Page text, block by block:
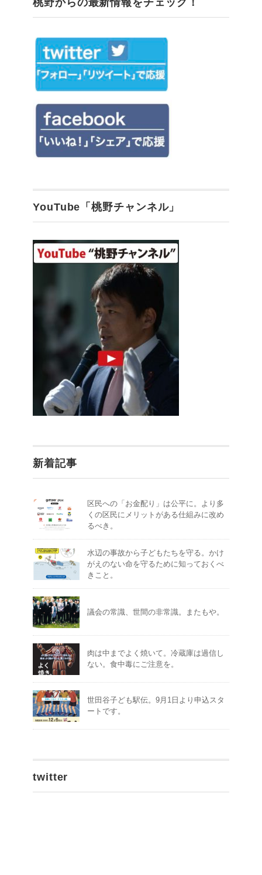
桃野からの最新情報をチェック！
YouTube「桃野チャンネル」
新着記事
区民への「お金配り」は公平に。より多
くの区民にメリットがある仕組みに改め
るべき。
水辺の事故から子どもたちを守る。かけ
がえのない命を守るために知っておくべ
きこと。
議会の常識、世間の非常識。またもや。
肉は中までよく焼いて。冷蔵庫は過信し
ない。食中毒にご注意を。
世田谷子ども駅伝。9月1日より申込スタ
ートです。
twitter